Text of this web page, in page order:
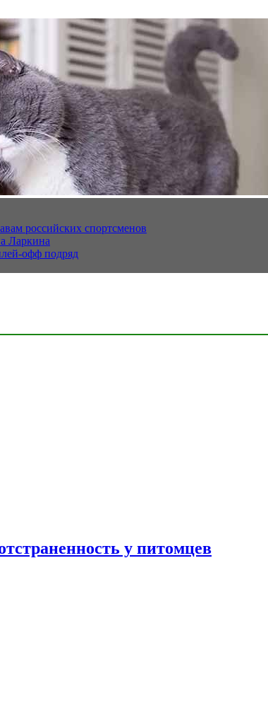
российских спортсменов
Ларкина
подряд
у питомцев